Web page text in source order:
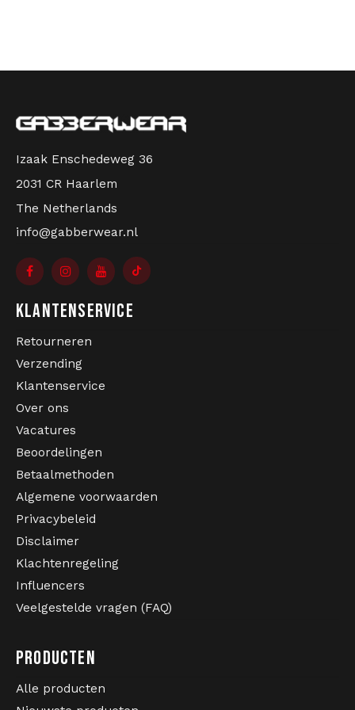
Polo's
Dames
Jassen
Sokken
Zwemkleding
Sieraden
Aanstekers
Sleutelhangers
Riemen
Izaak Enschedeweg 36
2031 CR Haarlem
The Netherlands
info@gabberwear.nl
KLANTENSERVICE
Retourneren
Verzending
Klantenservice
Over ons
Vacatures
Beoordelingen
Betaalmethoden
Algemene voorwaarden
Privacybeleid
Disclaimer
Klachtenregeling
Influencers
Veelgestelde vragen (FAQ)
PRODUCTEN
Alle producten